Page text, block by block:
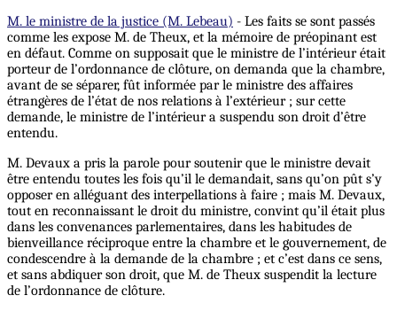
M. le ministre de la justice (M. Lebeau) - Les faits se sont passés
comme les expose M. de Theux, et la mémoire de préopinant est
en défaut. Comme on supposait que le ministre de l’intérieur était
porteur de l’ordonnance de clôture, on demanda que la chambre,
avant de se séparer, fût informée par le ministre des affaires
étrangères de l’état de nos relations à l’extérieur ; sur cette
demande, le ministre de l’intérieur a suspendu son droit d’être
entendu.
M. Devaux a pris la parole pour soutenir que le ministre devait
être entendu toutes les fois qu’il le demandait, sans qu’on pût s’y
opposer en alléguant des interpellations à faire ; mais M. Devaux,
tout en reconnaissant le droit du ministre, convint qu’il était plus
dans les convenances parlementaires, dans les habitudes de
bienveillance réciproque entre la chambre et le gouvernement, de
condescendre à la demande de la chambre ; et c’est dans ce sens,
et sans abdiquer son droit, que M. de Theux suspendit la lecture
de l’ordonnance de clôture.